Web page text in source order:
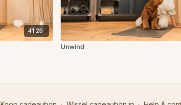
41:26
Unwind